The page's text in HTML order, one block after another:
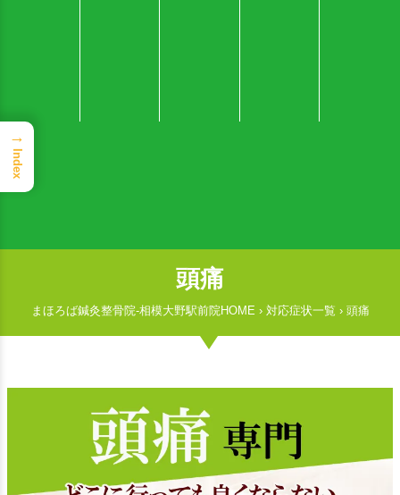
頭痛
まほろば鍼灸整骨院-相模大野駅前院HOME › 対応症状一覧 ›頭痛
→
Index